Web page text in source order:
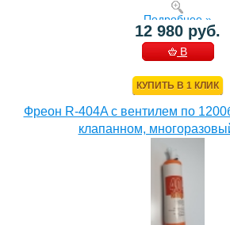
Подробнее »
12 980 руб.
В
КУПИТЬ В 1 КЛИК
Фреон R-404A с вентилем по
клапанном,